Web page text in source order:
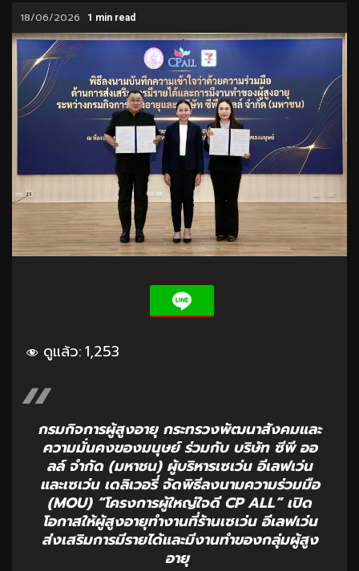
18/06/2026 1 min read
ดูแล้ว:1,253
กรมกิจการผู้สูงอายุ กระทรวงพัฒนาสังคมและ
ความมั่นคงของมนุษย์ ร่วมกับ บริษัท ซีพี ออ
ลล์ จำกัด (มหาชน) ผู้บริหารเซเว่น อีเลฟเว่น
และเซเว่น เดลิเวอรี่ จัดพิธีลงนามความร่วมมือ
(MOU) “โครงการผู้ใหญ่ใจดี CP ALL” เปิด
โอกาสให้ผู้สูงอายุทำงานที่ร้านเซเว่น อีเลฟเว่น
ส่งเสริมการมีรายได้และมีงานทำของกลุ่มผู้สูง
อายุ